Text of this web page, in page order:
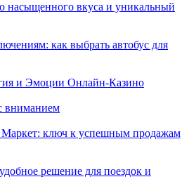
насыщенного вкуса и уникальный
как выбрать автобус для
и Эмоции Онлайн-Казино
вниманием
ключ к успешным продажам
решение для поездок и